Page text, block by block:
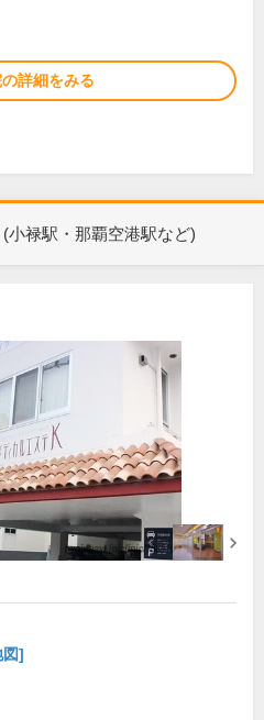
詳細をみる
(小禄駅・那覇空港駅など)
]